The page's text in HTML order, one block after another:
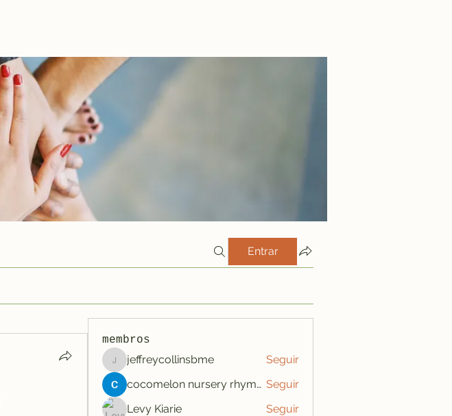
Entrar
membros
jeffreycollinsbme
jeffreycollinsbme
Seguir
cocomelon nursery rhymes Seguir
Levy Kiarie
Seguir